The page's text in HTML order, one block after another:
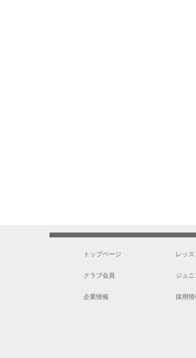
トップページ
クラブ会員
企業情報
レッ
ジュ
採用情